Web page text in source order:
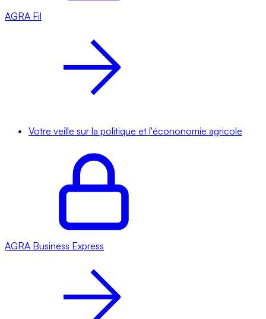
AGRA Fil
Votre veille sur la politique et l'écononomie agricole
AGRA Business Express